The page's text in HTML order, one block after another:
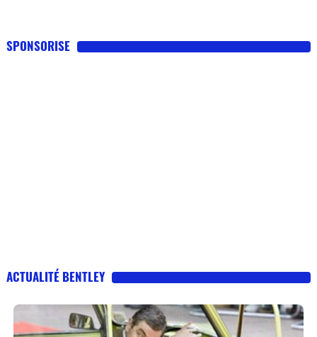
SPONSORISE
ACTUALITÉ BENTLEY